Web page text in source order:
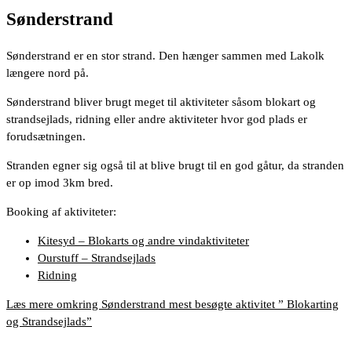
Sønderstrand
Sønderstrand er en stor strand. Den hænger sammen med Lakolk
længere nord på.
Sønderstrand bliver brugt meget til aktiviteter såsom blokart og
strandsejlads, ridning eller andre aktiviteter hvor god plads er
forudsætningen.
Stranden egner sig også til at blive brugt til en god gåtur, da stranden
er op imod 3km bred.
Booking af aktiviteter:
Kitesyd – Blokarts og andre vindaktiviteter
Ourstuff – Strandsejlads
Ridning
Læs mere omkring Sønderstrand mest besøgte aktivitet ” Blokarting
og Strandsejlads”